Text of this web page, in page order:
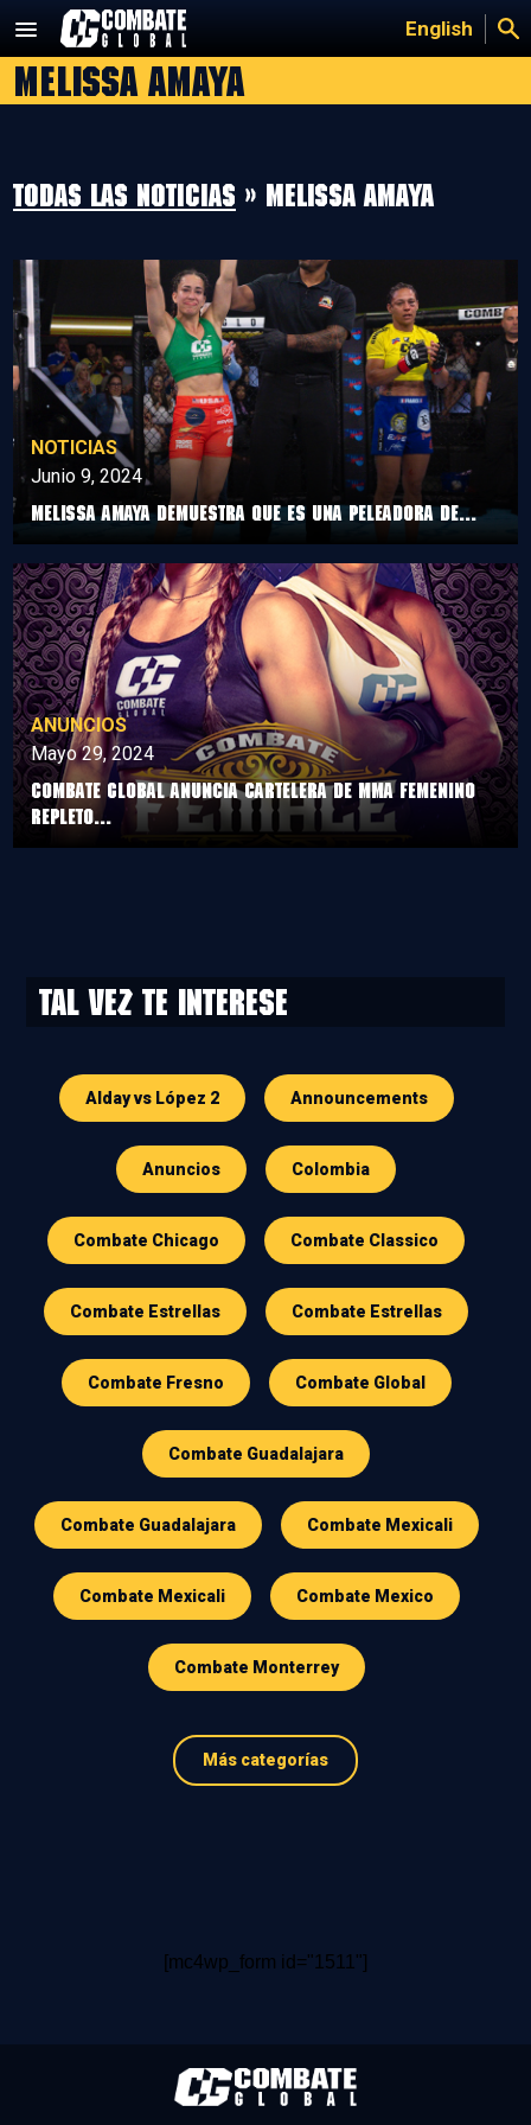
contenido
English
Melissa Amaya
Todas las noticias » Melissa Amaya
NOTICIAS
Junio 9, 2024
Melissa Amaya demuestra que es una peleadora de...
ANUNCIOS
Mayo 29, 2024
COMBATE GLOBAL ANUNCIA CARTELERA DE MMA FEMENINO
REPLETO...
Tal vez te interese
Alday vs López 2 Announcements
Anuncios Colombia
Combate Chicago Combate Classico
Combate Estrellas Combate Estrellas
Combate Fresno Combate Global
Combate Guadalajara
Combate Guadalajara Combate Mexicali
Combate Mexicali Combate Mexico
Combate Monterrey
Más categorías
[mc4wp_form id="1511"]